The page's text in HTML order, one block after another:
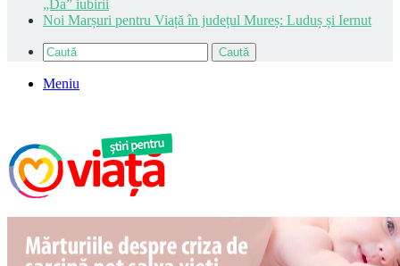
„Da” iubirii
Noi Marșuri pentru Viață în județul Mureș: Luduș și Iernut
Caută
Meniu